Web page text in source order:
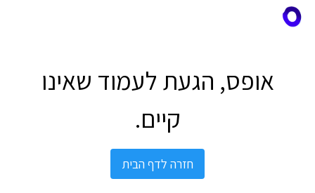
אופס, הגעת לעמוד שאינו
קיים.
חזרה לדף הבית